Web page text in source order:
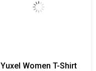
Yuxel Women T-Shirt